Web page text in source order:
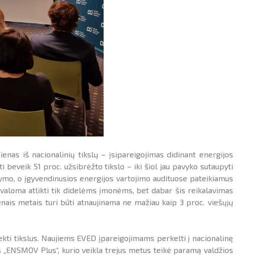
iš nacionalinių tikslų – įsipareigojimas didinant energijos
51 proc. užsibrėžto tikslo – iki šiol jau pavyko sutaupyti
o įgyvendinusios energijos vartojimo audituose pateikiamus
atlikti tik didelėms įmonėms, bet dabar šis reikalavimas
metais turi būti atnaujinama ne mažiau kaip 3 proc. viešųjų
tikslus. Naujiems EVED įpareigojimams perkelti į nacionalinę
Plus“, kurio veikla trejus metus teikė paramą valdžios